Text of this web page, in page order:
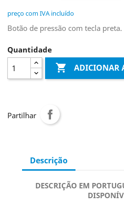
preço com IVA incluído
Botão de pressão com tecla preta.
Quantidade
 ADICIONAR
Partilhar
Descrição
DESCRIÇÃO EM